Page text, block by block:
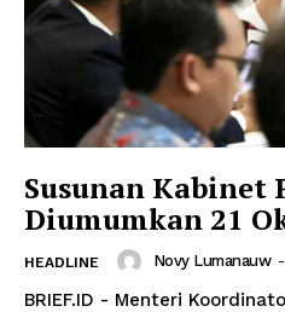
Susunan Kabinet
Diumumkan 21
HEADLINE Novy Lumanauw -
BRIEF.ID - Menteri